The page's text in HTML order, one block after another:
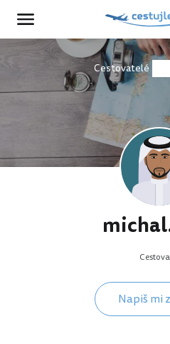
Cestovatelé
Napiš mi